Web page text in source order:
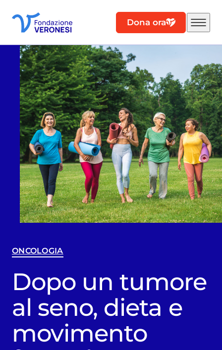
Dona ora
ONCOLOGIA
Dopo un tumore
al seno, dieta e
movimento